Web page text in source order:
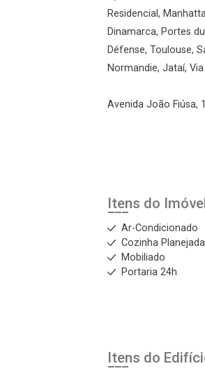
Residencial,
Dinamarca, Portes
Défense, Toulouse,
Normandie, Jataí,
Avenida João Fiúsa,
Itens do
Ar-Condicionado
Cozinha Planejada
Mobiliado
Portaria 24h
Itens do